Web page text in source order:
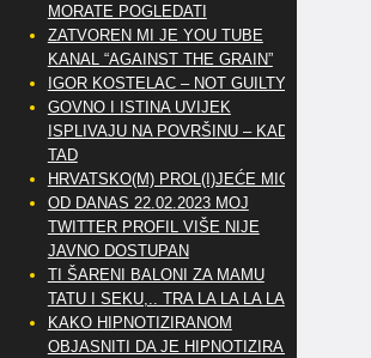
MORATE POGLEDATI
ZATVOREN MI JE YOU TUBE
KANAL “AGAINST THE GRAIN”
IGOR KOSTELAC – NOT GUILTY
GOVNO I ISTINA UVIJEK
ISPLIVAJU NA POVRŠINU – KAD
TAD
HRVATSKO(M) PROL(I)JEĆE MIG
OD DANAS 22.02.2023 MOJ
TWITTER PROFIL VIŠE NIJE
JAVNO DOSTUPAN
TI ŠARENI BALONI ZA MAMU
TATU I SEKU,.. TRA LA LA LA LA
KAKO HIPNOTIZIRANOM
OBJASNITI DA JE HIPNOTIZIRAN